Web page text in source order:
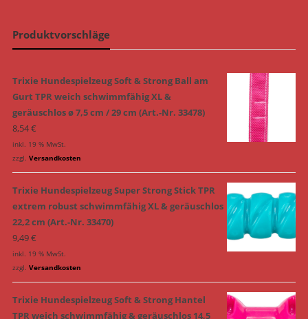
Produktvorschläge
Trixie Hundespielzeug Soft & Strong Ball am
Gurt TPR weich schwimmfähig XL &
geräuschlos ø 7,5 cm / 29 cm (Art.-Nr. 33478)
8,54€
inkl. 19 % MwSt.
zzgl. Versandkosten
Trixie Hundespielzeug Super Strong Stick TPR
extrem robust schwimmfähig XL & geräuschlos
22,2 cm (Art.-Nr. 33470)
9,49€
inkl. 19 % MwSt.
zzgl. Versandkosten
Trixie Hundespielzeug Soft & Strong Hantel
TPR weich schwimmfähig & geräuschlos 14,5